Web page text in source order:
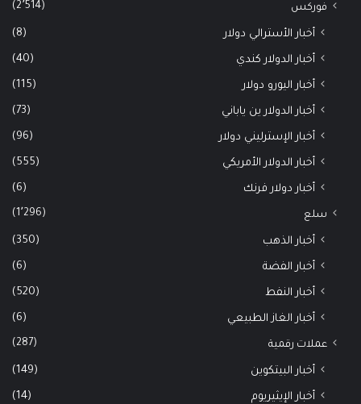
فوركس (2٬514)
أخبار الأسترالي دولار (8)
أخبار الدولار كندي (40)
أخبار اليورو دولار (115)
أخبار الدولار ين ياباني (73)
أخبار الإسترليني دولار (96)
أخبار الدولار الأمريكي (555)
أخبار دولار فرنك (6)
سلع (1٬296)
أخبار الذهب (350)
أخبار الفضة (6)
أخبار النفط (520)
أخبار الغاز الطبيعي (6)
عملات رقمية (287)
أخبار البيتكوين (149)
أخبار الإيثيريوم (14)